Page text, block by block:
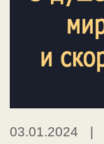
03.01.2024 |